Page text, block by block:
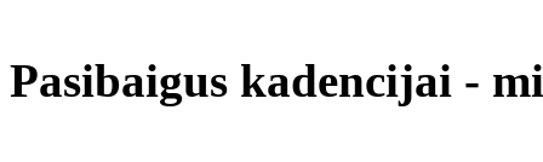
Pasibaigus kadencijai -